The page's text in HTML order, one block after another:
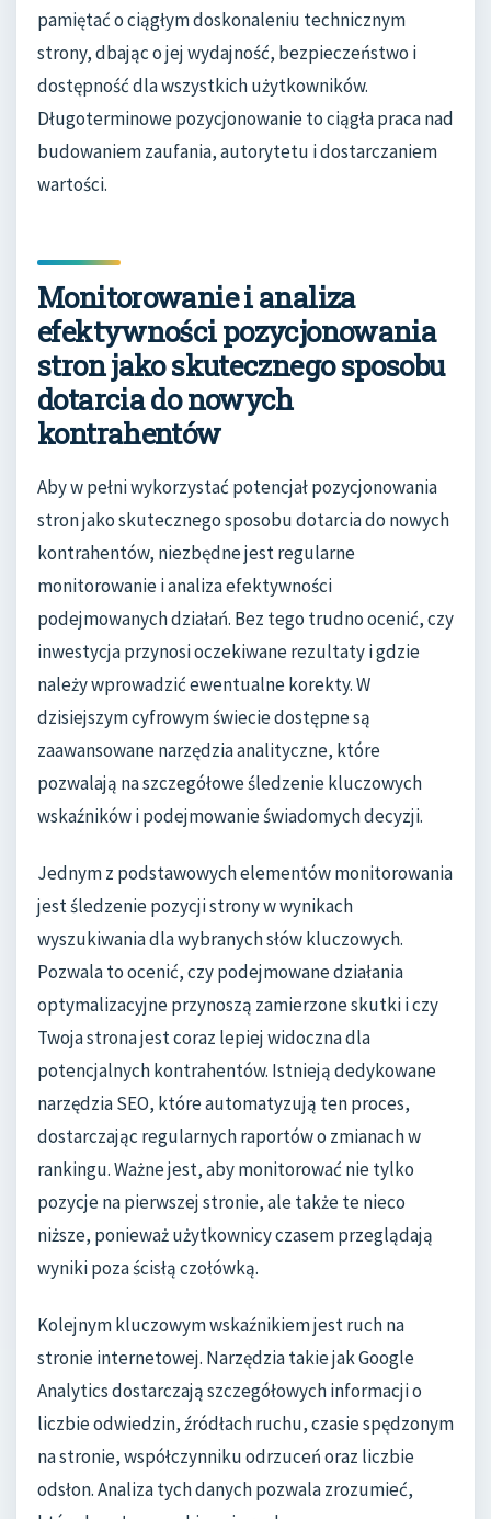
pamiętać o ciągłym doskonaleniu technicznym
strony, dbając o jej wydajność, bezpieczeństwo i
dostępność dla wszystkich użytkowników.
Długoterminowe pozycjonowanie to ciągła praca nad
budowaniem zaufania, autorytetu i dostarczaniem
wartości.
Monitorowanie i analiza
efektywności pozycjonowania
stron jako skutecznego sposobu
dotarcia do nowych
kontrahentów
Aby w pełni wykorzystać potencjał pozycjonowania
stron jako skutecznego sposobu dotarcia do nowych
kontrahentów, niezbędne jest regularne
monitorowanie i analiza efektywności
podejmowanych działań. Bez tego trudno ocenić, czy
inwestycja przynosi oczekiwane rezultaty i gdzie
należy wprowadzić ewentualne korekty. W
dzisiejszym cyfrowym świecie dostępne są
zaawansowane narzędzia analityczne, które
pozwalają na szczegółowe śledzenie kluczowych
wskaźników i podejmowanie świadomych decyzji.
Jednym z podstawowych elementów monitorowania
jest śledzenie pozycji strony w wynikach
wyszukiwania dla wybranych słów kluczowych.
Pozwala to ocenić, czy podejmowane działania
optymalizacyjne przynoszą zamierzone skutki i czy
Twoja strona jest coraz lepiej widoczna dla
potencjalnych kontrahentów. Istnieją dedykowane
narzędzia SEO, które automatyzują ten proces,
dostarczając regularnych raportów o zmianach w
rankingu. Ważne jest, aby monitorować nie tylko
pozycje na pierwszej stronie, ale także te nieco
niższe, ponieważ użytkownicy czasem przeglądają
wyniki poza ścisłą czołówką.
Kolejnym kluczowym wskaźnikiem jest ruch na
stronie internetowej. Narzędzia takie jak Google
Analytics dostarczają szczegółowych informacji o
liczbie odwiedzin, źródłach ruchu, czasie spędzonym
na stronie, współczynniku odrzuceń oraz liczbie
odsłon. Analiza tych danych pozwala zrozumieć,